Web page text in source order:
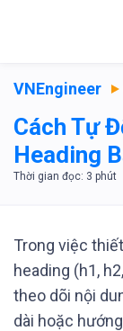
VNEngineer
Cách Tự
Heading
Trong việc
heading (h1,
theo dõi nội
dài hoặc